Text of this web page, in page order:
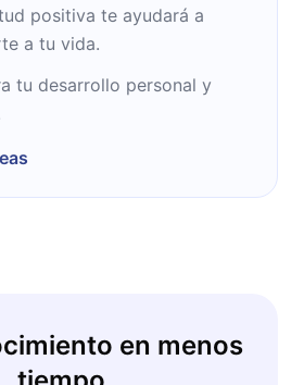
positiva te ayudará a
a tu vida.
tu desarrollo personal y
en menos